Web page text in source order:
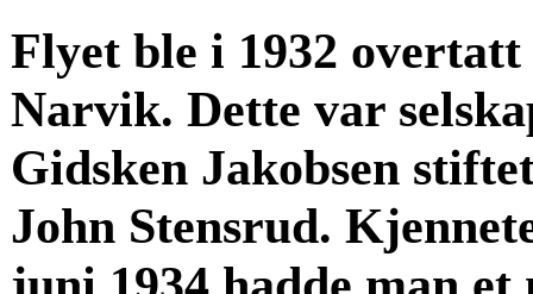
Flyet ble i 1932
Narvik. Dette var
Gidsken Jakobsen
John Stensrud.